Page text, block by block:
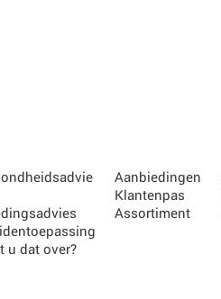
u dat over?
Aanbiedingen
Klantenpas
Assortiment